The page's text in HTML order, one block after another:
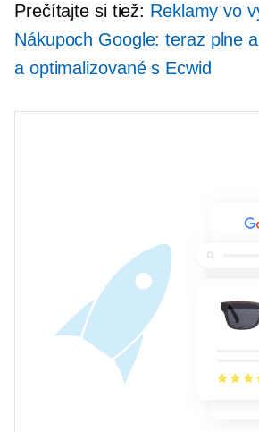
Prečítajte si tiež: Reklamy vo
Nákupoch Google: teraz plne
a optimalizované s Ecwid